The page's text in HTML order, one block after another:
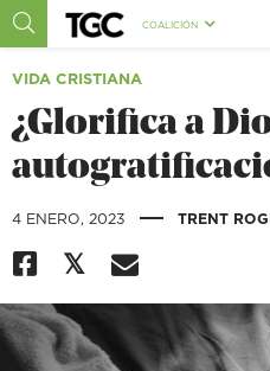
COALICIÓN
VIDA CRISTIANA
¿Glorifica a
4 ENERO, 2023 | TRENT